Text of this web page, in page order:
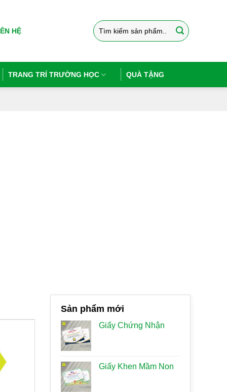
HỆ
Tìm
kiếm:
TRANG TRÍ TRƯỜNG HỌC QUÀ TẶNG
Sản phẩm mới
Giấy Chứng Nhận
Giấy Khen Mầm Non